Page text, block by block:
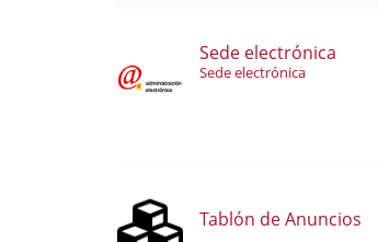
Sede electrónica
Sede electrónica
Tablón de Anuncios